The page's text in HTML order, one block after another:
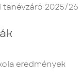
tanévzáró 2025/26
eredmények